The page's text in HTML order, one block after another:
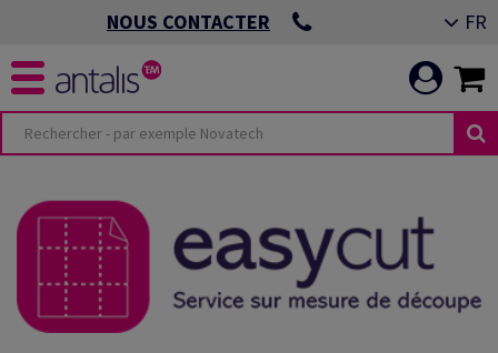
NOUS CONTACTER FR